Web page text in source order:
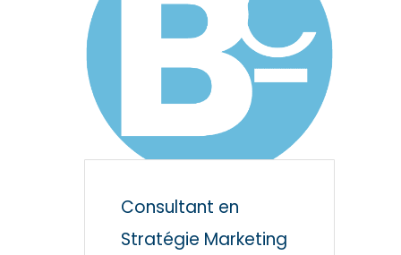
Consultant en
Stratégie Marketing